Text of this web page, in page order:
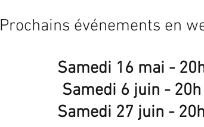
Prochains événements en
Samedi 16 mai -
Samedi 6 juin - 20h
Samedi 27 juin - 20h